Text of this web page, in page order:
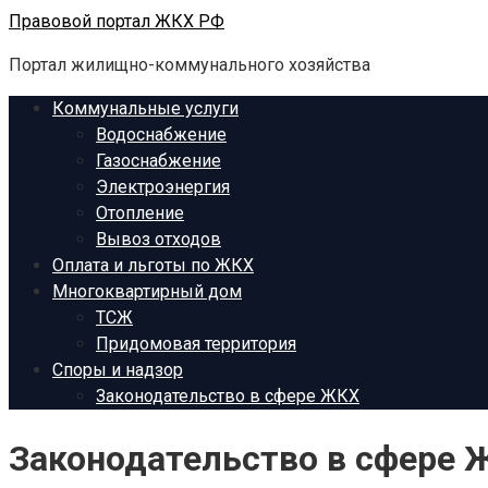
Перейти
контенту
Правовой портал ЖКХ РФ
Портал жилищно-коммунального хозяйства
Коммунальные услуги
Водоснабжение
Газоснабжение
Электроэнергия
Отопление
Вывоз отходов
Оплата и льготы по ЖКХ
Многоквартирный дом
ТСЖ
Придомовая территория
Споры и надзор
Законодательство в сфере ЖКХ
Законодательство в сфере